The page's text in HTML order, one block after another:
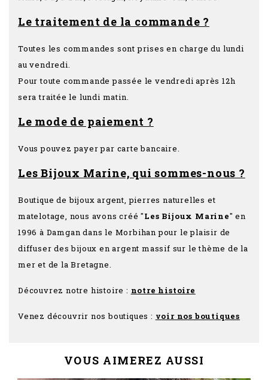
Le traitement de la commande ?
Toutes les commandes sont prises en charge du lundi
au vendredi.
Pour toute commande passée le vendredi après 12h
sera traitée le lundi matin.
Le mode de paiement ?
Vous pouvez payer par carte bancaire.
Les Bijoux Marine, qui sommes-nous ?
Boutique de bijoux argent, pierres naturelles et
matelotage, nous avons créé "Les Bijoux Marine" en
1996 à Damgan dans le Morbihan pour le plaisir de
diffuser des bijoux en argent massif sur le thème de la
mer et de la Bretagne.
Découvrez notre histoire : notre histoire
Venez découvrir nos boutiques : voir nos boutiques
VOUS AIMEREZ AUSSI